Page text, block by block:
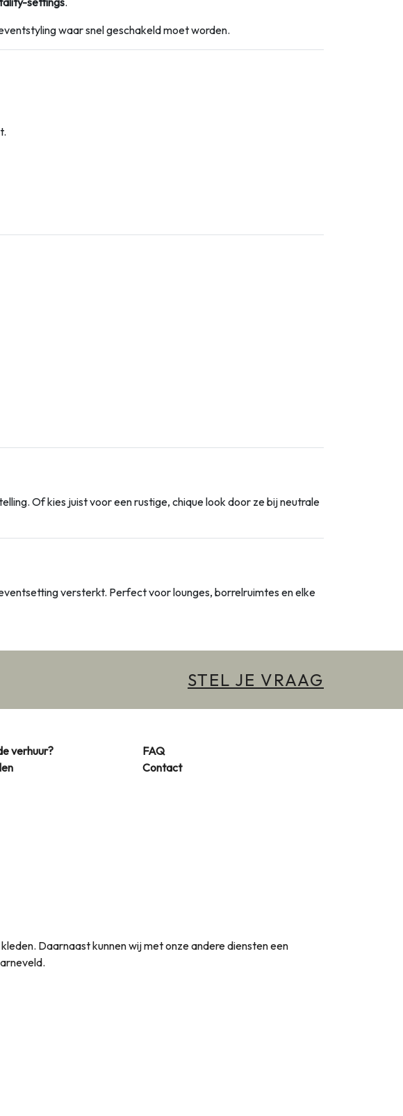
waar snel geschakeld moet worden.
Of kies juist voor een rustige, chique look door ze bij neutrale
versterkt. Perfect voor lounges, borrelruimtes en elke
STEL JE VRAAG
verhuur?
FAQ
Contact
Daarnaast kunnen wij met onze andere diensten een